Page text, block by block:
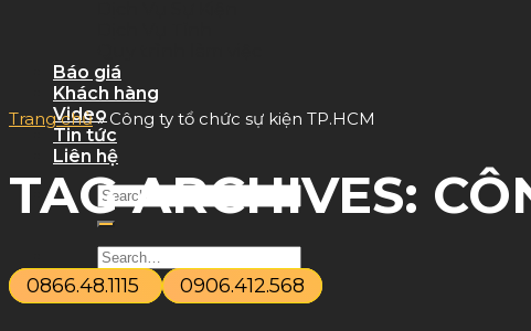
Báo giá
Khách hàng
Video
Tin tức
Liên hệ
Trang chủ»Công ty tổ chức sự kiện TP.HCM
TAG ARCHIVES:
0866.48.1115 0906.412.568